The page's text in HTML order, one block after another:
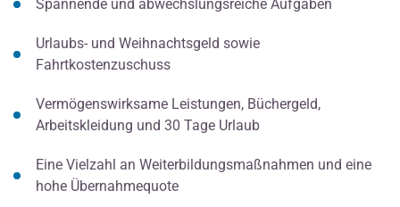
Spannende und abwechslungsreiche Aufgaben
Urlaubs- und Weihnachtsgeld sowie
Fahrtkostenzuschuss
Vermögenswirksame Leistungen, Büchergeld,
Arbeitskleidung und 30 Tage Urlaub
Eine Vielzahl an Weiterbildungsmaßnahmen und eine
hohe Übernahmequote